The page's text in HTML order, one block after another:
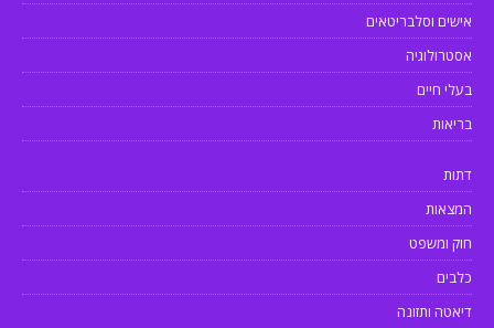
אישים וסלבריטאים
אסטרולוגיה
בעלי חיים
בריאות
דתות
המצאות
חוק ומשפט
כלבים
דיאטה ותזונה